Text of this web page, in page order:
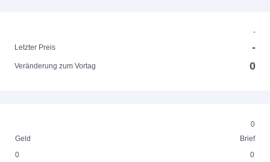
-
Letzter Preis
-
Veränderung zum Vortag 0
0
Geld
Brief
0
0